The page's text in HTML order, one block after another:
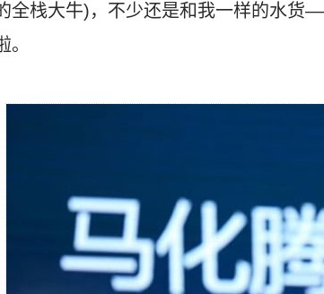
全栈大牛)，不少还是和我一样的水